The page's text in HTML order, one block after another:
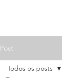
Post
Todos os posts